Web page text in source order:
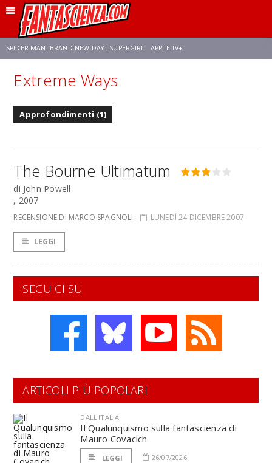
SPIDER-MAN: BRAND NEW DAY SUPERGIRL APPLE TV+
FRANCO RICCIARDIELLO ZENDAYA
Extreme Ways
Approfondimenti (1)
The Bourne Ultimatum
di John Powell
, 2007
RECENSIONE DI MARCO SPAGNOLI LUNEDÌ 24 DICEMBRE 2007
LEGGI
SEGUICI SU
ARTICOLI PIÙ POPOLARI
DALL'ITALIA
Il Qualunquismo sulla fantascienza di
Mauro Covacich
LEGGI 26/07/2026